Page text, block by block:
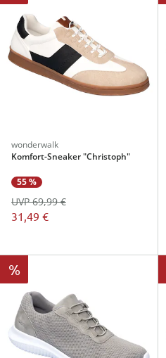
wonderwalk
Komfort-Sneaker "Christoph"
55 %
31,49 €
UVP 69,99 €
%